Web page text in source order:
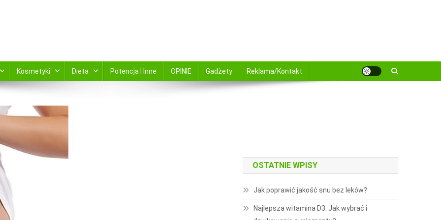
Kosmetyki Dieta Potencja I Inne OPINIE Gadżety Reklama/Kontakt
OSTATNIE WPISY
Jak poprawić jakość snu bez leków?
Najlepsza witamina D3: Jak wybrać i